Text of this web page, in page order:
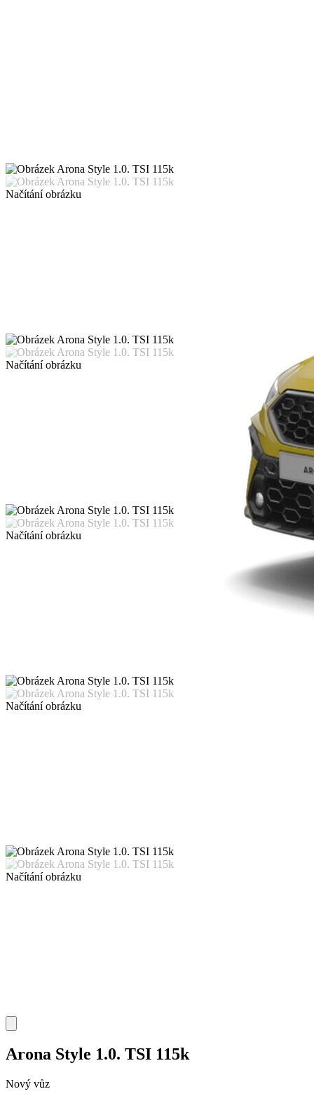
Načítání obrázku
Načítání obrázku
Načítání obrázku
Načítání obrázku
Načítání obrázku
Arona Style 1.0. TSI 115k
Nový vůz